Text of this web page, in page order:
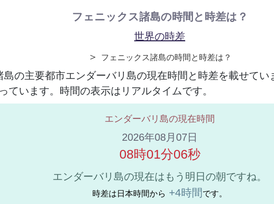
フェニックス諸島の時間と時差は？
世界の時差
＞
フェニックス諸島の時間と時差は？
島の主要都市エンダーバリ島の現在時間と時差を載せて
ています。時間の表示はリアルタイムです。
エンダーバリ島の現在時間
2026年08月07日
08時01分06秒
エンダーバリ島の現在はもう明日の朝ですね。
時差は日本時間から +4時間 です。